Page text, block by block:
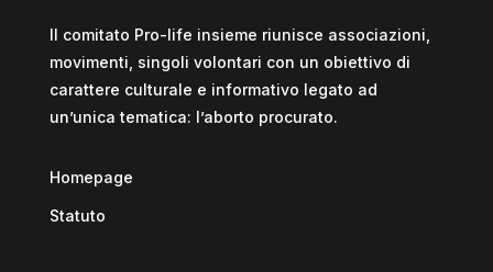
Il comitato Pro-life insieme riunisce associazioni,
movimenti, singoli volontari con un obiettivo di
carattere culturale e informativo legato ad
un’unica tematica: l’aborto procurato.
Homepage
Statuto